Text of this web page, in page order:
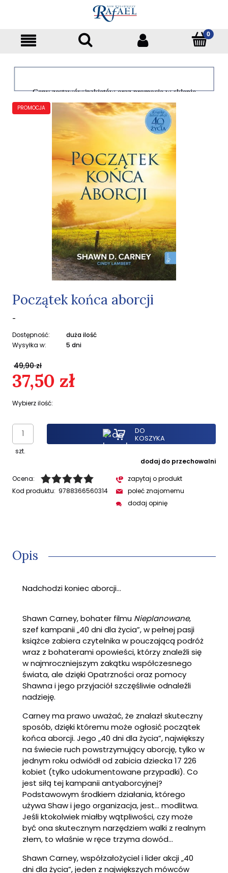
Ceny zestawów/pakietów oraz promocje w sklepie
dotyczą tylko klientów indywidualnych
PROMOCJA
Początek końca aborcji
-
Dostępność:
duża ilość
Wysyłka w:
5 dni
37,50 zł
Wybierz ilość:
49,90 zł
szt.
DO
KOSZYKA
dodaj do przechowalni
Ocena:
Kod produktu: 9788366560314
zapytaj o produkt
poleć znajomemu
dodaj opinię
Opis
Nadchodzi koniec aborcji...
Shawn Carney, bohater filmu Nieplanowane,
szef kampanii „40 dni dla życia”, w pełnej pasji
książce zabiera czytelnika w pouczającą podróż
wraz z bohaterami opowieści, którzy znaleźli się
w najmroczniejszym zakątku współczesnego
świata, ale dzięki Opatrzności oraz pomocy
Shawna i jego przyjaciół szczęśliwie odnaleźli
nadzieję.
Carney ma prawo uważać, że znalazł skuteczny
sposób, dzięki któremu może ogłosić początek
końca aborcji. Jego „40 dni dla życia”, największy
na świecie ruch powstrzymujący aborcję, tylko w
jednym roku odwiódł od zabicia dziecka 17 226
kobiet (tylko udokumentowane przypadki). Co
jest siłą tej kampanii antyaborcyjnej?
Podstawowym środkiem działania, którego
używa Shaw i jego organizacja, jest... modlitwa.
Jeśli ktokolwiek miałby wątpliwości, czy może
być ona skutecznym narzędziem walki z realnym
złem, to właśnie w ręce trzyma dowód...
Shawn Carney, współzałożyciel i lider akcji „40
dni dla życia”, jeden z największych mówców